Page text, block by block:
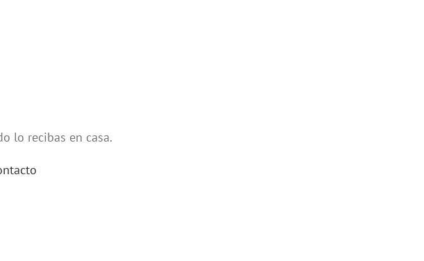
lo recibas en casa.